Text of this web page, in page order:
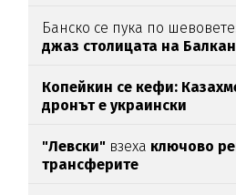
Банско се пука по
джаз столицата на
Копейкин се кефи:
дронът е украински
"Левски" взеха ключово
трансферите